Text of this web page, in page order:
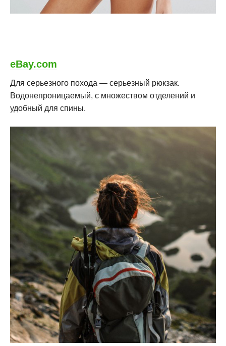
eBay.com
Для серьезного похода — серьезный рюкзак.
Водонепроницаемый, с множеством отделений и
удобный для спины.